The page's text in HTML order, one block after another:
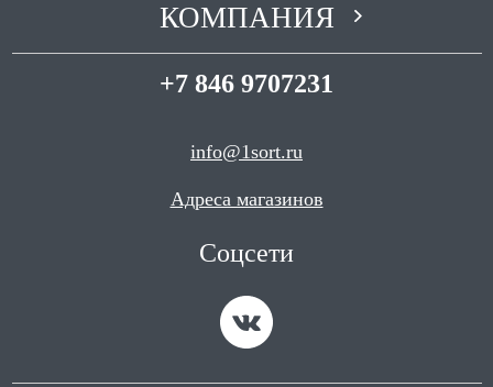
КОМПАНИЯ
+7 846 9707231
info@1sort.ru
Адреса магазинов
Соцсети